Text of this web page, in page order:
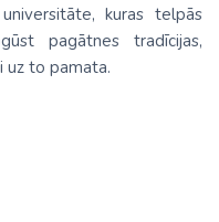
kuras telpās
pagātnes tradīcijas,
uz to pamata.